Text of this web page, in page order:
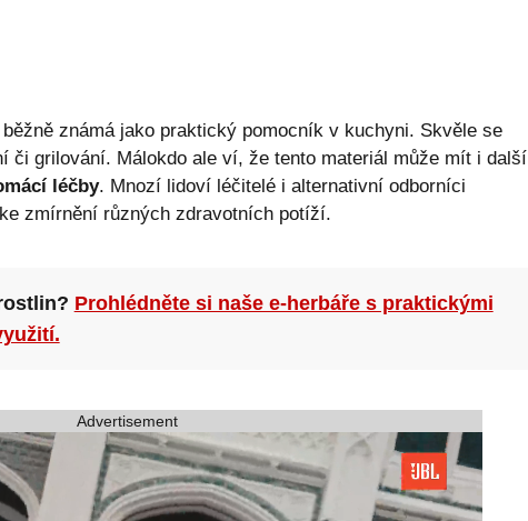
známá jako praktický pomocník v kuchyni. Skvěle se
či grilování. Málokdo ale ví, že tento materiál může mít i další
léčby. Mnozí lidoví léčitelé i alternativní odborníci
zmírnění různých zdravotních potíží.
Prohlédněte si naše e-herbáře s praktickými
Advertisement